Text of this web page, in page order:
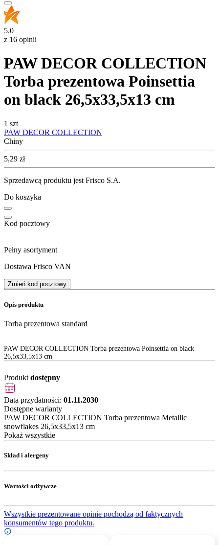
5.0
z 16 opinii
PAW DECOR COLLECTION
Torba prezentowa Poinsettia
on black 26,5x33,5x13 cm
1 szt
PAW DECOR COLLECTION
Chiny
Cena
5,29 zł
Sprzedawcą produktu jest Frisco S.A.
Do koszyka
Kod pocztowy
Pełny asortyment
Dostawa Frisco VAN
Zmień kod pocztowy
Opis produktu
Torba prezentowa standard
PAW DECOR COLLECTION Torba prezentowa Poinsettia on black
26,5x33,5x13 cm
Produkt dostępny
Data przydatności: 01.11.2030
Dostępne warianty
PAW DECOR COLLECTION Torba prezentowa Metallic
snowflakes 26,5x33,5x13 cm
Pokaż wszystkie
Skład i alergeny
Wartości odżywcze
Wszystkie prezentowane opinie pochodzą od faktycznych
konsumentów tego produktu.